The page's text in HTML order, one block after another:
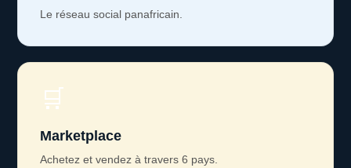
Le réseau social panafricain.
🛒
Marketplace
Achetez et vendez à travers 6 pays.